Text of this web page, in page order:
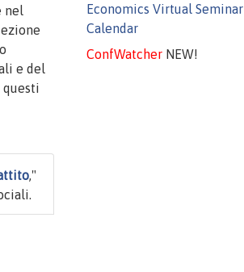
Economics Virtual Seminar
Calendar
ConfWatcherNEW!
nel
e del
,"